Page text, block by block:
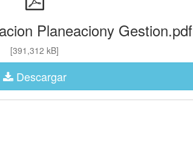
Planeaciony Gestion.pdf
[391,312 kB]
Descargar